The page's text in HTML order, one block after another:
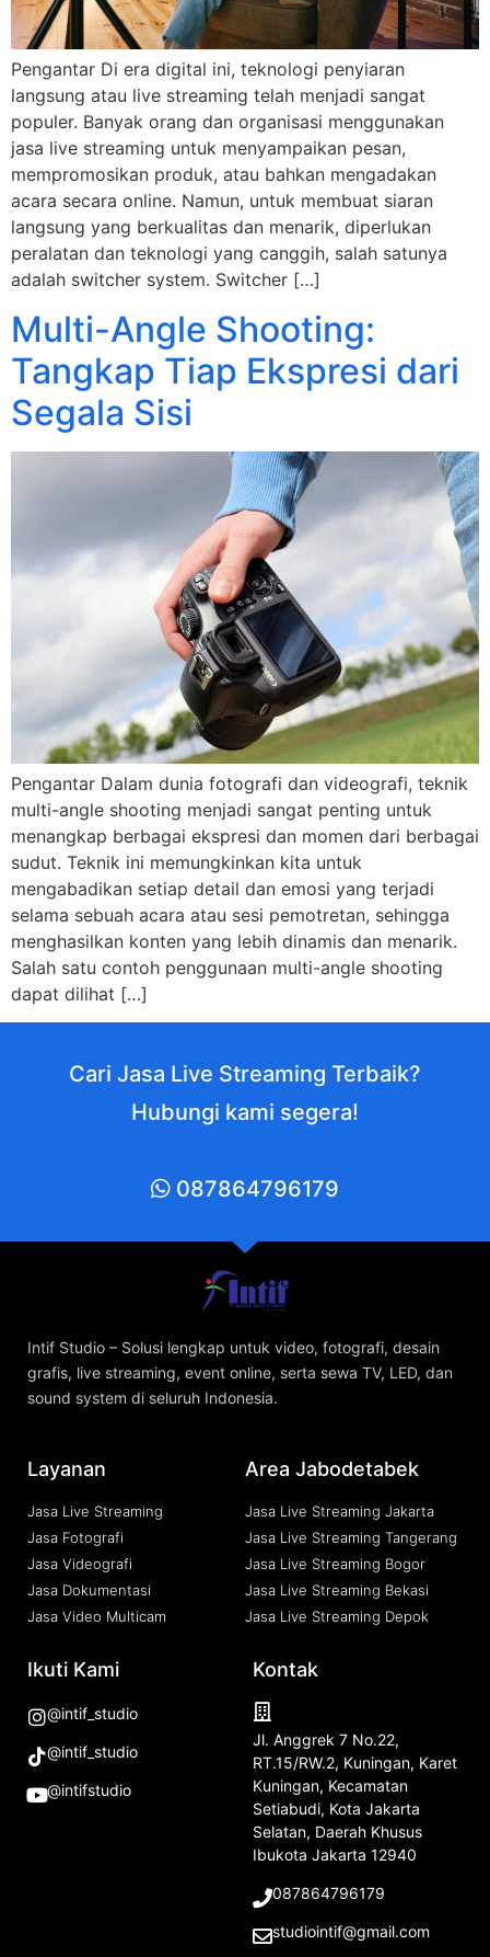
Pengantar Di era digital ini, teknologi penyiaran
langsung atau live streaming telah menjadi sangat
populer. Banyak orang dan organisasi menggunakan
jasa live streaming untuk menyampaikan pesan,
mempromosikan produk, atau bahkan mengadakan
acara secara online. Namun, untuk membuat siaran
langsung yang berkualitas dan menarik, diperlukan
peralatan dan teknologi yang canggih, salah satunya
adalah switcher system. Switcher […]
Multi-Angle Shooting:
Tangkap Tiap Ekspresi dari
Segala Sisi
Pengantar Dalam dunia fotografi dan videografi, teknik
multi-angle shooting menjadi sangat penting untuk
menangkap berbagai ekspresi dan momen dari berbagai
sudut. Teknik ini memungkinkan kita untuk
mengabadikan setiap detail dan emosi yang terjadi
selama sebuah acara atau sesi pemotretan, sehingga
menghasilkan konten yang lebih dinamis dan menarik.
Salah satu contoh penggunaan multi-angle shooting
dapat dilihat […]
Cari Jasa Live Streaming Terbaik?
Hubungi kami segera!
087864796179
Intif Studio – Solusi lengkap untuk video, fotografi, desain
grafis, live streaming, event online, serta sewa TV, LED, dan
sound system di seluruh Indonesia.
Layanan
Jasa Live Streaming
Jasa Fotografi
Jasa Videografi
Jasa Dokumentasi
Jasa Video Multicam
Area Jabodetabek
Jasa Live Streaming Jakarta
Jasa Live Streaming Tangerang
Jasa Live Streaming Bogor
Jasa Live Streaming Bekasi
Jasa Live Streaming Depok
Ikuti Kami
@intif_studio
@intif_studio
@intifstudio
Kontak
Jl. Anggrek 7 No.22,
RT.15/RW.2, Kuningan, Karet
Kuningan, Kecamatan
Setiabudi, Kota Jakarta
Selatan, Daerah Khusus
Ibukota Jakarta 12940
087864796179
studiointif@gmail.com